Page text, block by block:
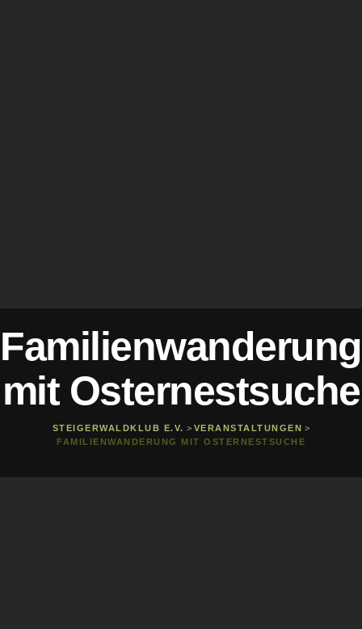
Familienwanderung
mit Osternestsuche
STEIGERWALDKLUB E.V. > VERANSTALTUNGEN >
FAMILIENWANDERUNG MIT OSTERNESTSUCHE